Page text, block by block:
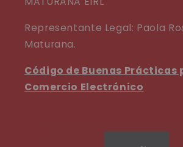
Representante Legal: Paola
Maturana.
Código de Buenas Prácticas
Comercio Electrónico